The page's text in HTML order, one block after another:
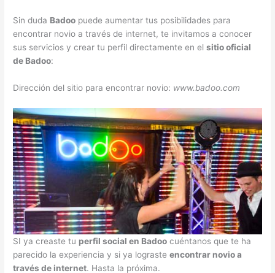
Sin duda Badoo puede aumentar tus posibilidades para
encontrar novio a través de internet, te invitamos a conocer
sus servicios y crear tu perfil directamente en elsitio oficial
de Badoo:
Dirección del sitio para encontrar novio: www.badoo.com
SI ya creaste tu perfil social en Badoo cuéntanos que te ha
parecido la experiencia y si ya lograsteencontrar novio a
través de internet. Hasta la próxima.